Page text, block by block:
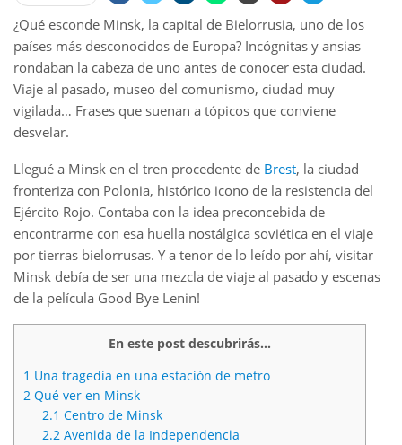
¿Qué esconde Minsk, la capital de Bielorrusia, uno de los
países más desconocidos de Europa? Incógnitas y ansias
rondaban la cabeza de uno antes de conocer esta ciudad.
Viaje al pasado, museo del comunismo, ciudad muy
vigilada… Frases que suenan a tópicos que conviene
desvelar.
Llegué a Minsk en el tren procedente de Brest, la ciudad
fronteriza con Polonia, histórico icono de la resistencia del
Ejército Rojo. Contaba con la idea preconcebida de
encontrarme con esa huella nostálgica soviética en el viaje
por tierras bielorrusas. Y a tenor de lo leído por ahí, visitar
Minsk debía de ser una mezcla de viaje al pasado y escenas
de la película Good Bye Lenin!
En este post descubrirás...
1 Una tragedia en una estación de metro
2 Qué ver en Minsk
2.1 Centro de Minsk
2.2 Avenida de la Independencia